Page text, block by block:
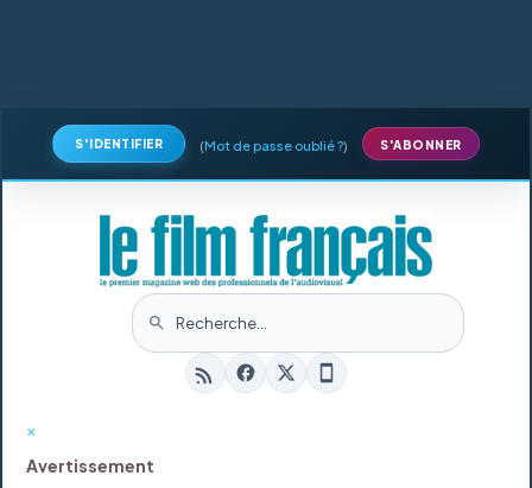
S'IDENTIFIER (Mot de passe oublié ?) S'ABONNER
×
Avertissement